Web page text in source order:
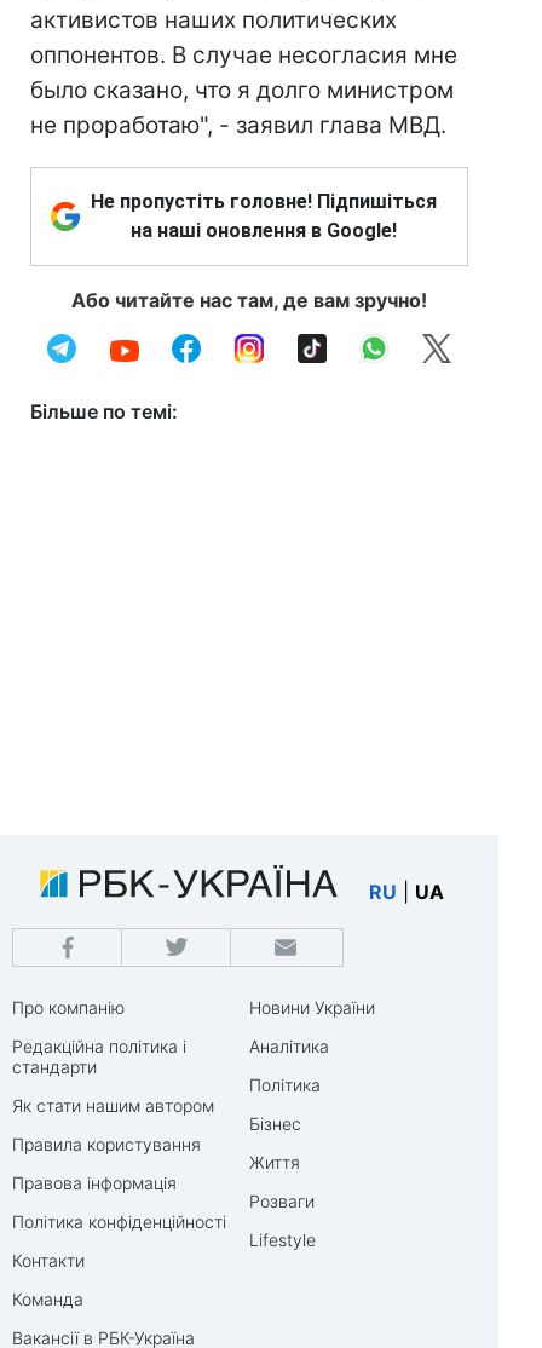
активистов наших политических
оппонентов. В случае несогласия мне
было сказано, что я долго министром
не проработаю", - заявил глава МВД.
Не пропустіть головне! Підпишіться
на наші оновлення в Google!
Або читайте нас там, де вам зручно!
Більше по темі:
RU UA
Про компанію
Редакційна політика і
стандарти
Як стати нашим автором
Правила користування
Правова інформація
Політика конфіденційності
Контакти
Команда
Вакансії в РБК-Україна
Новини України
Аналітика
Політика
Бізнес
Життя
Розваги
Lifestyle